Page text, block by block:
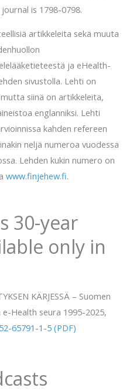
is 1798-0798.
artikkeleita sekä muuta
ja eHealth-
sivustolla. Lehti on
siinä on artikkeleita,
englanniksi. Lehti
kahden refereen
neljä numeroa vuodessa
Lehden kukin numero on
www.finjehew.fi.
30-year
only in
KÄRJESSÄ – Suomen
Health seura 1995-2025,
65791-1-5 (PDF)